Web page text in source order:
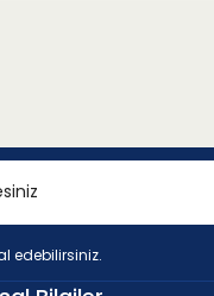
edebilirsiniz.